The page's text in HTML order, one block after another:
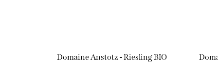
Domaine Anstotz - Riesling BIO